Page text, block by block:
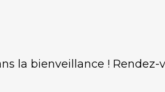
la bienveillance ! Rendez-